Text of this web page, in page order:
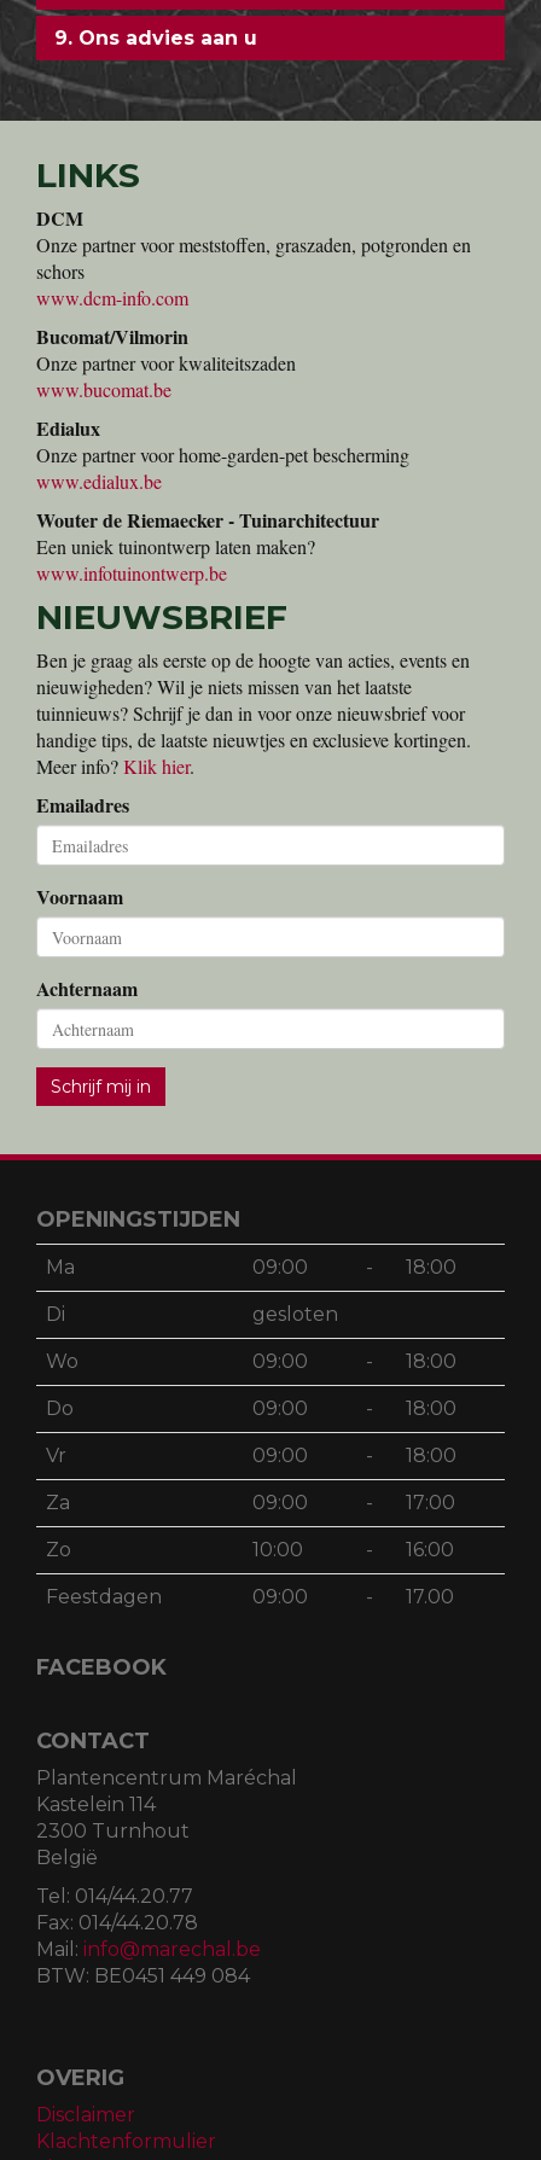
9. Ons advies aan u
LINKS
DCM
Onze partner voor meststoffen, graszaden, potgronden en
schors
www.dcm-info.com
Bucomat/Vilmorin
Onze partner voor kwaliteitszaden
www.bucomat.be
Edialux
Onze partner voor home-garden-pet bescherming
www.edialux.be
Wouter de Riemaecker - Tuinarchitectuur
Een uniek tuinontwerp laten maken?
www.infotuinontwerp.be
NIEUWSBRIEF
Ben je graag als eerste op de hoogte van acties, events en
nieuwigheden? Wil je niets missen van het laatste
tuinnieuws? Schrijf je dan in voor onze nieuwsbrief voor
handige tips, de laatste nieuwtjes en exclusieve kortingen.
Meer info?Klik hier.
Emailadres
Voornaam
Achternaam
Schrijf mij in
OPENINGSTIJDEN
Ma 09:00 - 18:00
Di gesloten
Wo 09:00 - 18:00
Do 09:00 - 18:00
Vr 09:00 - 18:00
Za 09:00 - 17:00
Zo 10:00 - 16:00
Feestdagen 09:00 - 17.00
FACEBOOK
CONTACT
Plantencentrum Maréchal
Kastelein 114
2300 Turnhout
België
Tel: 014/44.20.77
Fax: 014/44.20.78
Mail: info@marechal.be
BTW: BE0451 449 084
OVERIG
Disclaimer
Klachtenformulier